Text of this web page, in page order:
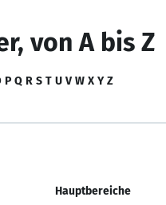
von A bis Z
P Q R S T U V W X Y Z
Hauptbereiche